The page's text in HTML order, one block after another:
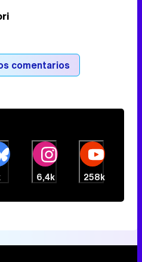
comentarios
6,4k 258k